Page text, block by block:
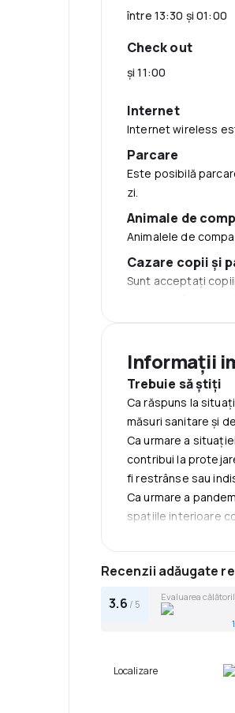
între 13:30 şi 01:00
Check out
şi 11:00
Internet
Internet wireless
Parcare
Este posibilă
zi.
Animale de
Animalele de
Cazare copii şi
Sunt acceptaţi
Copiii cu vârsta de
folosesc un pat
Persoanele cu
un pat suplimentar
Orice tip de pat
Suplimentele nu
Informații
Trebuie să ştiţi
Ca răspuns la
măsuri sanitare și
Ca urmare a
contribui la
fi restrânse sau
Ca urmare a
spațiile interioare
Recenzii adăugate
3.6 / 5
Evaluarea
Localizare